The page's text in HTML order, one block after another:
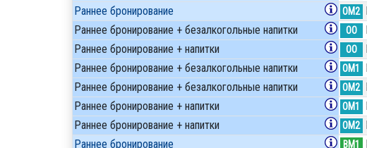
Раннее бронирование OM2
Раннее бронирование + безалкогольные напитки OO
Раннее бронирование + напитки OO
Раннее бронирование + безалкогольные напитки OM1
Раннее бронирование + безалкогольные напитки OM2
Раннее бронирование + напитки OM1
Раннее бронирование + напитки OM2
Раннее бронирование BM1